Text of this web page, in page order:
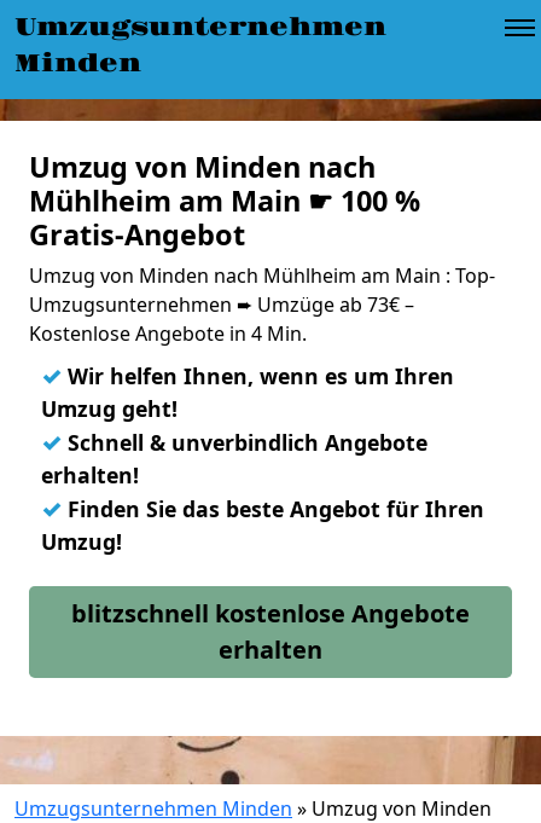
Umzugsunternehmen
Minden
Umzug von Minden nach
Mühlheim am Main ☛ 100 %
Gratis-Angebot
Umzug von Minden nach Mühlheim am Main : Top-
Umzugsunternehmen ➨ Umzüge ab 73€ –
Kostenlose Angebote in 4 Min.
✓ Wir helfen Ihnen, wenn es um Ihren
Umzug geht!
✓ Schnell & unverbindlich Angebote
erhalten!
✓ Finden Sie das beste Angebot für Ihren
Umzug!
blitzschnell kostenlose Angebote
erhalten
Umzugsunternehmen Minden » Umzug von Minden